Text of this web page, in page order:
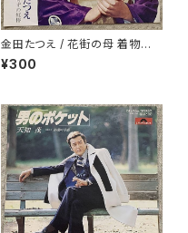
金田たつえ / 花街の母 着物ジャ
ケ
¥300